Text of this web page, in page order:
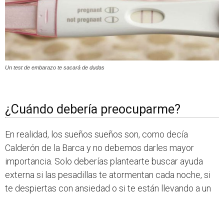
Un test de embarazo te sacará de dudas
¿Cuándo debería preocuparme?
En realidad, los sueños sueños son, como decía
Calderón de la Barca y no debemos darles mayor
importancia. Solo deberías plantearte buscar ayuda
externa si las pesadillas te atormentan cada noche, si
te despiertas con ansiedad o si te están llevando a un